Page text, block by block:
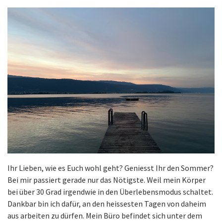
Ihr Lieben, wie es Euch wohl geht? Geniesst Ihr den Sommer?
Bei mir passiert gerade nur das Nötigste. Weil mein Körper
bei über 30 Grad irgendwie in den Überlebensmodus schaltet.
Dankbar bin ich dafür, an den heissesten Tagen von daheim
aus arbeiten zu dürfen. Mein Büro befindet sich unter dem